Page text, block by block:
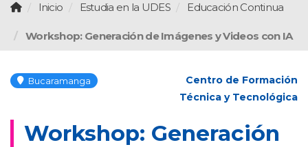
Inicio Estudia en la UDES Educación Continua
Workshop: Generación de Imágenes y Videos con IA
Bucaramanga
Centro de Formación
Técnica y Tecnológica
Workshop: Generación